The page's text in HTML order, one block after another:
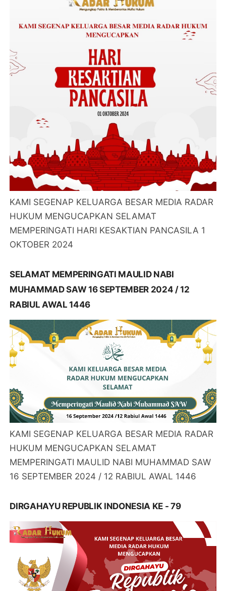
KAMI SEGENAP KELUARGA BESAR MEDIA RADAR
HUKUM MENGUCAPKAN SELAMAT
MEMPERINGATI HARI KESAKTIAN PANCASILA 1
OKTOBER 2024
SELAMAT MEMPERINGATI MAULID NABI
MUHAMMAD SAW 16 SEPTEMBER 2024 / 12
RABIUL AWAL 1446
KAMI SEGENAP KELUARGA BESAR MEDIA RADAR
HUKUM MENGUCAPKAN SELAMAT
MEMPERINGATI MAULID NABI MUHAMMAD SAW
16 SEPTEMBER 2024 / 12 RABIUL AWAL 1446
DIRGAHAYU REPUBLIK INDONESIA KE - 79